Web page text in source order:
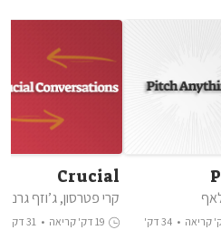
•
34 דק'
Crucial
קרי פטרסון, ג’וזף גרני,
מקמילן ואל סוויטזלר
•
31 דק'